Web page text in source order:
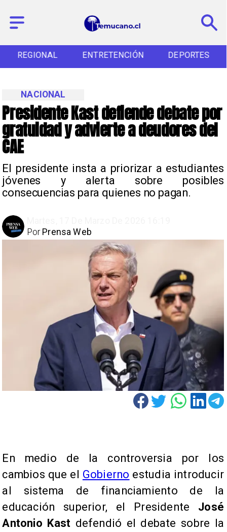
REGIONAL ENTRETENCIÓN DEPORTES
Presidente Kast defiende debate por
gratuidad y advierte a deudores del
CAE
El presidente insta a priorizar a estudiantes
jóvenes y alerta sobre posibles
consecuencias para quienes no pagan.
NACIONAL
Prensa Web
Por
En medio de la controversia por los
cambios que el Gobierno estudia introducir
al sistema de financiamiento de la
educación superior, el Presidente José
Antonio Kast defendió el debate sobre la